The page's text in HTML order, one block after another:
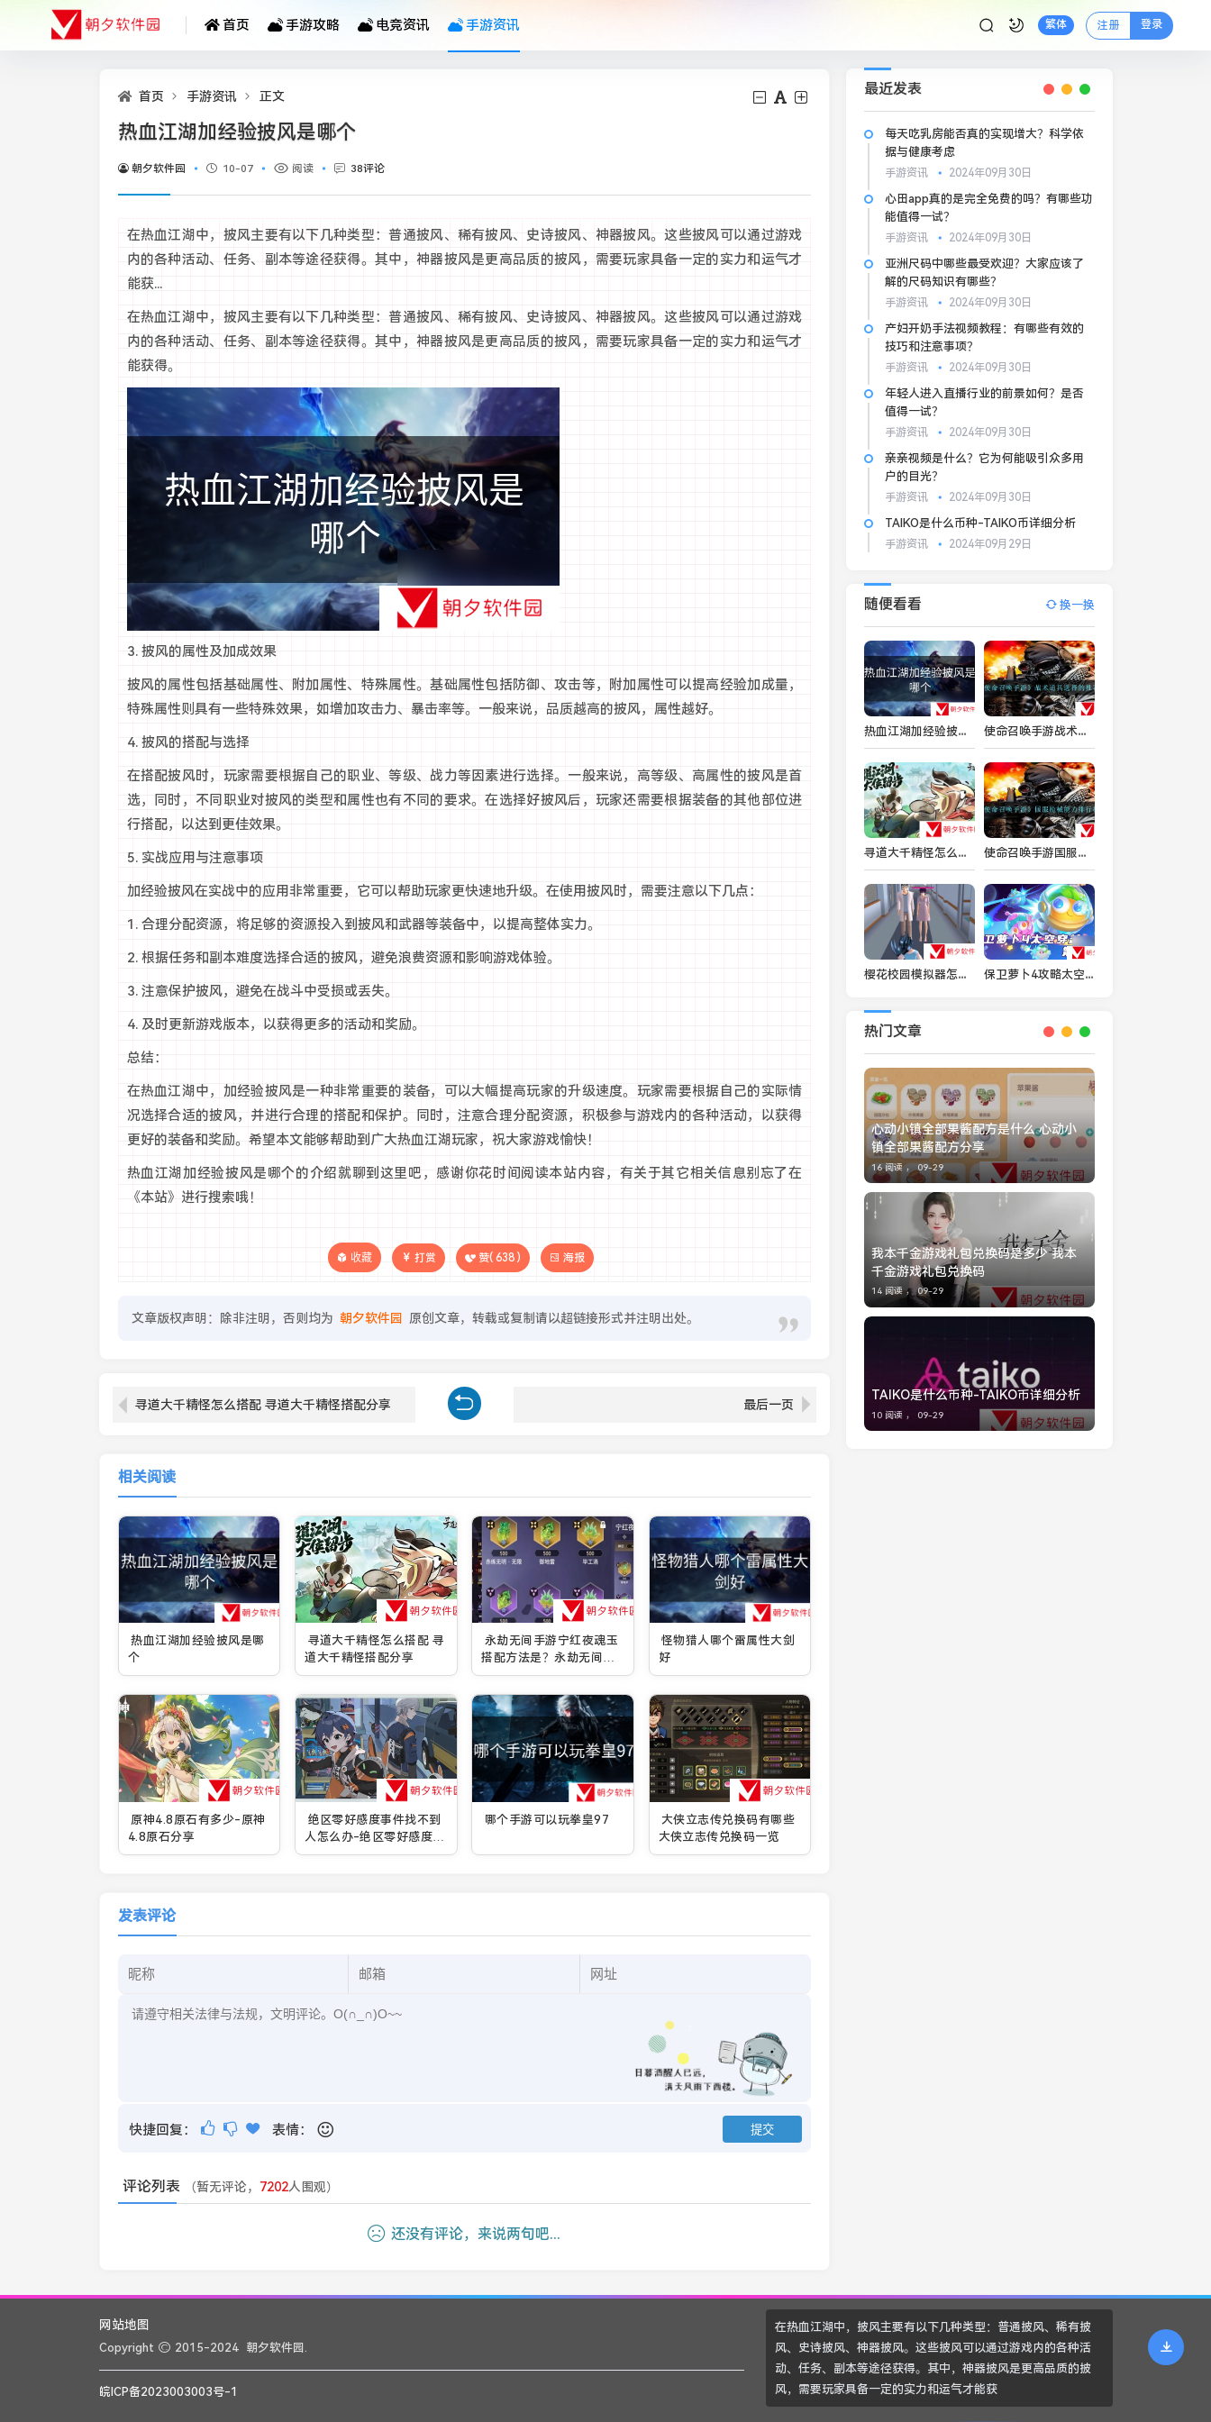
首页 手游攻略 电竞资讯 手游资讯 繁体 注册 登录
首页 手游资讯 正文
热血江湖加经验披风是哪个
朝夕软件园 10-07 阅读 38评论
在热血江湖中，披风主要有以下几种类型：普通披风、稀有披风、史诗披风、神器披风。这些披风可以通过游戏
内的各种活动、任务、副本等途径获得。其中，神器披风是更高品质的披风，需要玩家具备一定的实力和运气才
能获...
在热血江湖中，披风主要有以下几种类型：普通披风、稀有披风、史诗披风、神器披风。这些披风可以通过游戏
内的各种活动、任务、副本等途径获得。其中，神器披风是更高品质的披风，需要玩家具备一定的实力和运气才
能获得。
3. 披风的属性及加成效果
披风的属性包括基础属性、附加属性、特殊属性。基础属性包括防御、攻击等，附加属性可以提高经验加成量，
特殊属性则具有一些特殊效果，如增加攻击力、暴击率等。一般来说，品质越高的披风，属性越好。
4. 披风的搭配与选择
在搭配披风时，玩家需要根据自己的职业、等级、战力等因素进行选择。一般来说，高等级、高属性的披风是首
选，同时，不同职业对披风的类型和属性也有不同的要求。在选择好披风后，玩家还需要根据装备的其他部位进
行搭配，以达到更佳效果。
5. 实战应用与注意事项
加经验披风在实战中的应用非常重要，它可以帮助玩家更快速地升级。在使用披风时，需要注意以下几点：
1. 合理分配资源，将足够的资源投入到披风和武器等装备中，以提高整体实力。
2. 根据任务和副本难度选择合适的披风，避免浪费资源和影响游戏体验。
3. 注意保护披风，避免在战斗中受损或丢失。
4. 及时更新游戏版本，以获得更多的活动和奖励。
总结：
在热血江湖中，加经验披风是一种非常重要的装备，可以大幅提高玩家的升级速度。玩家需要根据自己的实际情
况选择合适的披风，并进行合理的搭配和保护。同时，注意合理分配资源，积极参与游戏内的各种活动，以获得
更好的装备和奖励。希望本文能够帮助到广大热血江湖玩家，祝大家游戏愉快！
热血江湖加经验披风是哪个的介绍就聊到这里吧，感谢你花时间阅读本站内容，有关于其它相关信息别忘了在
《本站》进行搜索哦！
收藏 打赏 赞( 638 ) 海报
文章版权声明：除非注明，否则均为 朝夕软件园 原创文章，转载或复制请以超链接形式并注明出处。
寻道大千精怪怎么搭配 寻道大千精怪搭配分享 最后一页
相关阅读
热血江湖加经验披风是哪
个
寻道大千精怪怎么搭配 寻
道大千精怪搭配分享
永劫无间手游宁红夜魂玉
搭配方法是？永劫无间手
游宁红夜魂玉搭配方法分
享
怪物猎人哪个雷属性大剑
好
原神4.8原石有多少-原神
4.8原石分享
绝区零好感度事件找不到
人怎么办-绝区零好感度事
件找不到人一览
哪个手游可以玩拳皇97
大侠立志传兑换码有哪些
大侠立志传兑换码一览
发表评论
快捷回复： 表情：
评论列表 （暂无评论， 7202人围观）
还没有评论，来说两句吧...
最近发表
每天吃乳房能否真的实现增大？科学依
据与健康考虑
手游资讯 2024年09月30日
心田app真的是完全免费的吗？有哪些功
能值得一试？
手游资讯 2024年09月30日
亚洲尺码中哪些最受欢迎？大家应该了
解的尺码知识有哪些？
手游资讯 2024年09月30日
产妇开奶手法视频教程：有哪些有效的
技巧和注意事项？
手游资讯 2024年09月30日
年轻人进入直播行业的前景如何？是否
值得一试？
手游资讯 2024年09月30日
亲亲视频是什么？它为何能吸引众多用
户的目光？
手游资讯 2024年09月30日
TAIKO是什么币种-TAIKO币详细分析
手游资讯 2024年09月29日
随便看看 换一换
热血江湖加经验披风是哪个 使命召唤手游战术道具选择哪个好-战术道具选择的推荐
寻道大千精怪怎么搭配 寻道大千精怪搭配分享 使命召唤手游国服什么枪值得使用-国服枪械能力排行榜
樱花校园模拟器怎么复活恋人 樱花校园模拟器复活恋人的方法 保卫萝卜4攻略太空穿越40关怎么过视频教程 具体介绍
热门文章
心动小镇全部果酱配方是什么 心动小
镇全部果酱配方分享
16 阅读 ， 09-29
我本千金游戏礼包兑换码是多少 我本
千金游戏礼包兑换码
14 阅读 ， 09-29
TAIKO是什么币种-TAIKO币详细分析
10 阅读 ， 09-29
网站地图
Copyright 2015-2024 朝夕软件园.
在热血江湖中，披风主要有以下几种类型：普通披风、稀有披
风、史诗披风、神器披风。这些披风可以通过游戏内的各种活
动、任务、副本等途径获得。其中，神器披风是更高品质的披
风，需要玩家具备一定的实力和运气才能获
皖ICP备2023003003号-1